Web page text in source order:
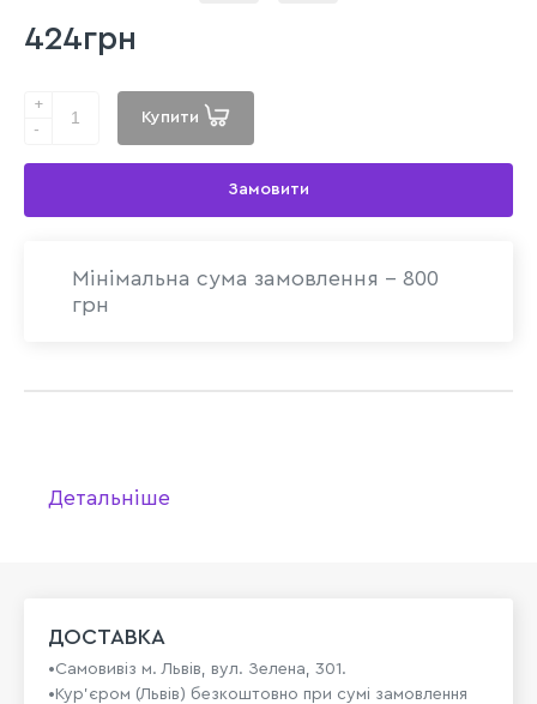
424грн
+
-
Купити
Замовити
Мінімальна сума замовлення - 800
грн
Детальніше
ДОСТАВКА
•Самовивіз м. Львів, вул. Зелена, 301.
•Кур'єром (Львів) безкоштовно при сумі замовлення